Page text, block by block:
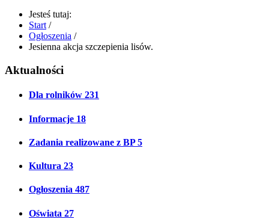
Jesteś tutaj:
Start /
Ogłoszenia /
Jesienna akcja szczepienia lisów.
Aktualności
Dla rolników 231
Informacje 18
Zadania realizowane z BP5
Kultura 23
Ogłoszenia 487
Oświata 27